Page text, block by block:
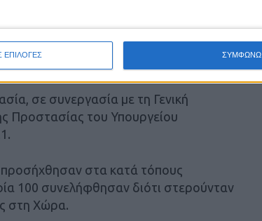
ΕΠΙΛΟΓΕΣ ΣΥΜΦΩΝΩ
περιπτώσεις εμπορίας αλλοδαπών
ανθυγιεινές και εξευτελιστικές για
σε συνεργασία με τη Γενική
Προστασίας του Υπουργείου
προσήχθησαν στα κατά τόπους
100 συνελήφθησαν διότι στερούνταν
στη Χώρα.